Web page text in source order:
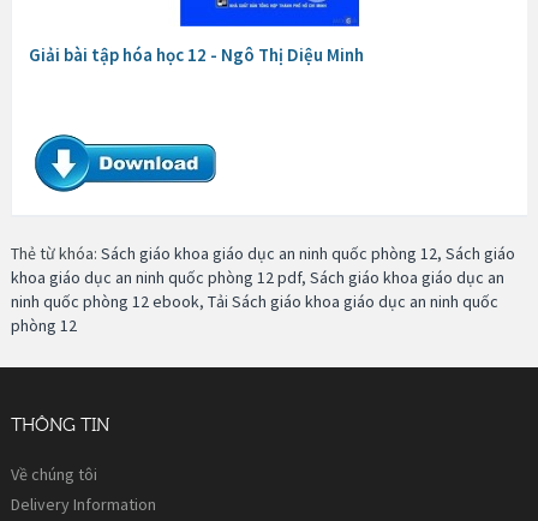
Giải bài tập hóa học 12 - Ngô Thị Diệu Minh
Thẻ từ khóa: Sách giáo khoa giáo dục an ninh quốc phòng 12, Sách giáo
khoa giáo dục an ninh quốc phòng 12 pdf, Sách giáo khoa giáo dục an
ninh quốc phòng 12 ebook, Tải Sách giáo khoa giáo dục an ninh quốc
phòng 12
THÔNG TIN
Về chúng tôi
Delivery Information